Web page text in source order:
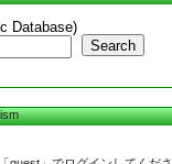
Database)
Search